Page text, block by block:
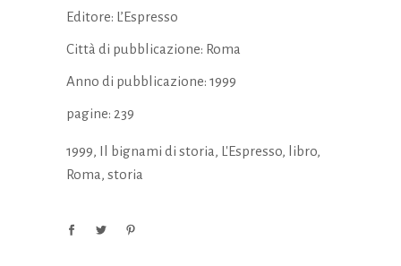
Editore: L’Espresso
Città di pubblicazione: Roma
Anno di pubblicazione: 1999
pagine: 239
1999, Il bignami di storia, L'Espresso, libro,
Roma, storia